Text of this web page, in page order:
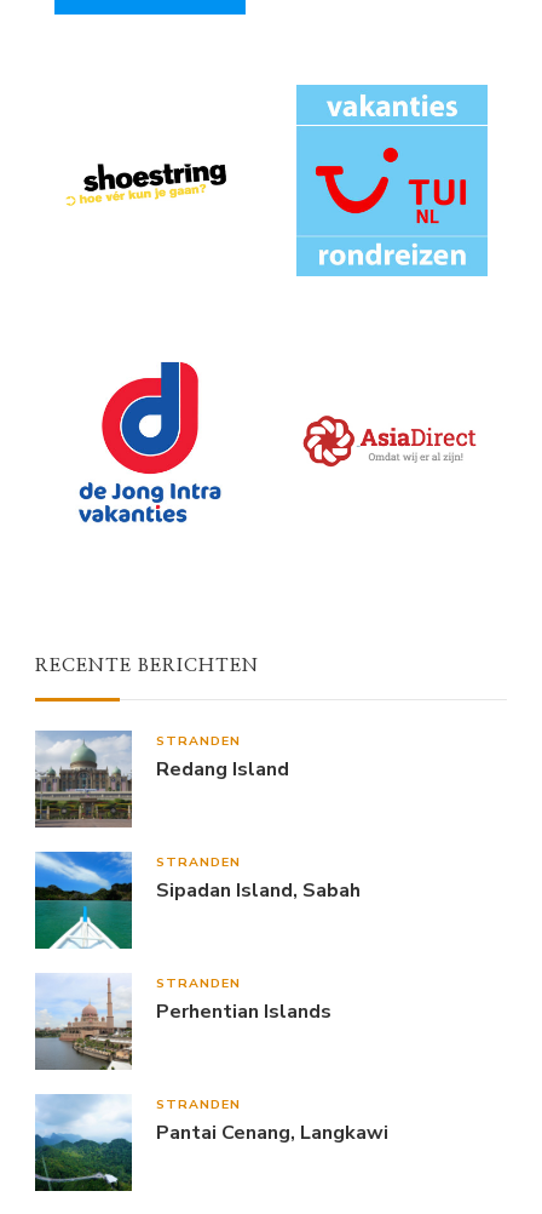
RECENTE BERICHTEN
STRANDEN
Redang Island
STRANDEN
Sipadan Island, Sabah
STRANDEN
Perhentian Islands
STRANDEN
Pantai Cenang, Langkawi